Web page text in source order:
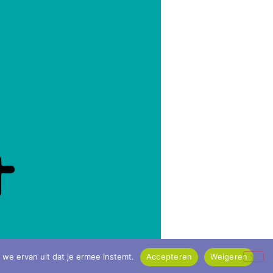
ervan uit dat je ermee instemt. Accepteren Weigeren